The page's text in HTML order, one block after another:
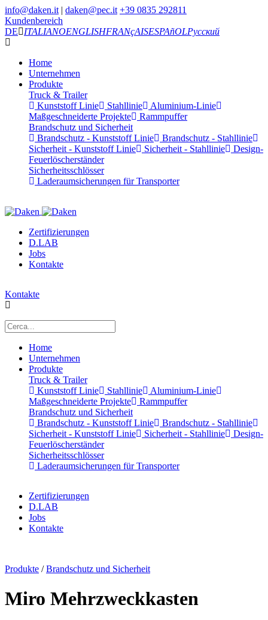
info@daken.it | daken@pec.it +39 0835 292811
Kundenbereich
DE
ITALIANOENGLISHFRANçAISESPAñOLРусский
Home
Unternehmen
Produkte
Truck & Trailer
Kunststoff Linie
Stahllinie
Aluminium-Linie
Maßgeschneiderte Projekte
Rammpuffer
Brandschutz und Sicherheit
Brandschutz - Kunststoff Linie
Brandschutz - Stahllinie
Sicherheit - Kunststoff Linie
Sicherheit - Stahllinie
Design-
Feuerlöscherständer
Sicherheitsschlösser
Laderaumsicherungen für Transporter
Zertifizierungen
D.LAB
Jobs
Kontakte
Kontakte
Home
Unternehmen
Produkte
Truck & Trailer
Kunststoff Linie
Stahllinie
Aluminium-Linie
Maßgeschneiderte Projekte
Rammpuffer
Brandschutz und Sicherheit
Brandschutz - Kunststoff Linie
Brandschutz - Stahllinie
Sicherheit - Kunststoff Linie
Sicherheit - Stahllinie
Design-
Feuerlöscherständer
Sicherheitsschlösser
Laderaumsicherungen für Transporter
Zertifizierungen
D.LAB
Jobs
Kontakte
Produkte /Brandschutz und Sicherheit
Miro Mehrzweckkasten